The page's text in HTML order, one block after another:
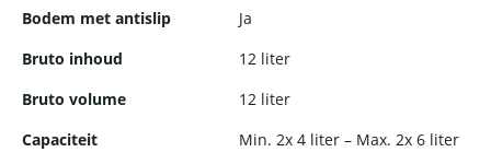
Bodem met antislip
Ja
Bruto inhoud
12 liter
Bruto volume
12 liter
Capaciteit
Min. 2x 4 liter – Max. 2x 6 liter